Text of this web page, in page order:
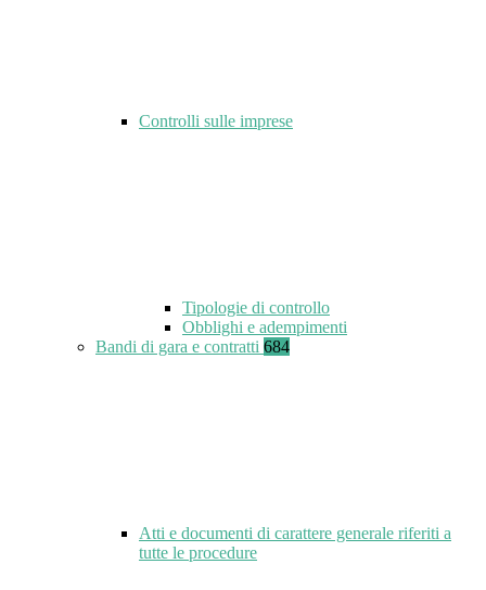
Controlli sulle imprese
Tipologie di controllo
Obblighi e adempimenti
Bandi di gara e contratti 684
Atti e documenti di carattere generale riferiti a
tutte le procedure